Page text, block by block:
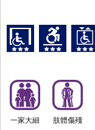
一家大細 肢體傷殘